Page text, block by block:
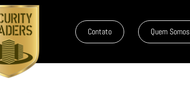
Contato Quem Somos